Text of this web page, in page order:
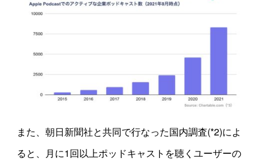
また、朝日新聞社と共同で行なった国内調査(*2)によ
ると、月に1回以上ポッドキャストを聴くユーザーの